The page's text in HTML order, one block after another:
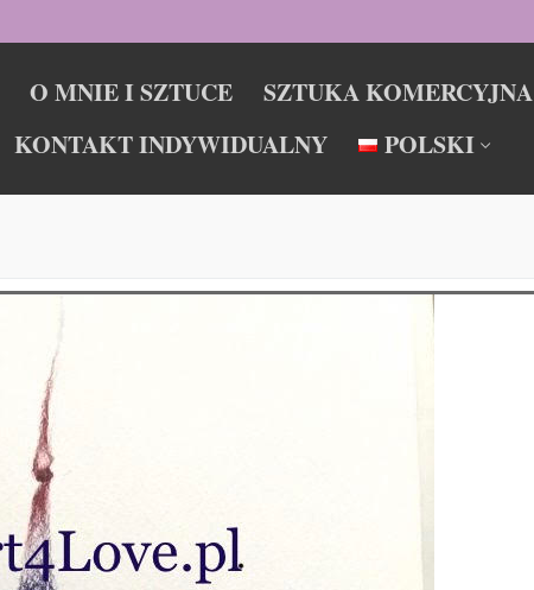
O MNIE I SZTUCE
SZTUKA KOMERCYJNA
KONTAKT INDYWIDUALNY POLSKI